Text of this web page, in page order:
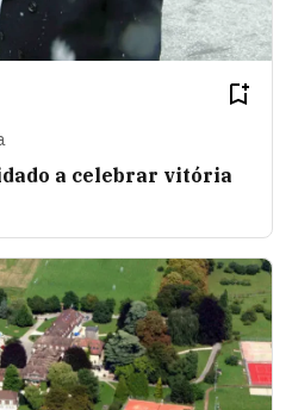
a celebrar vitória